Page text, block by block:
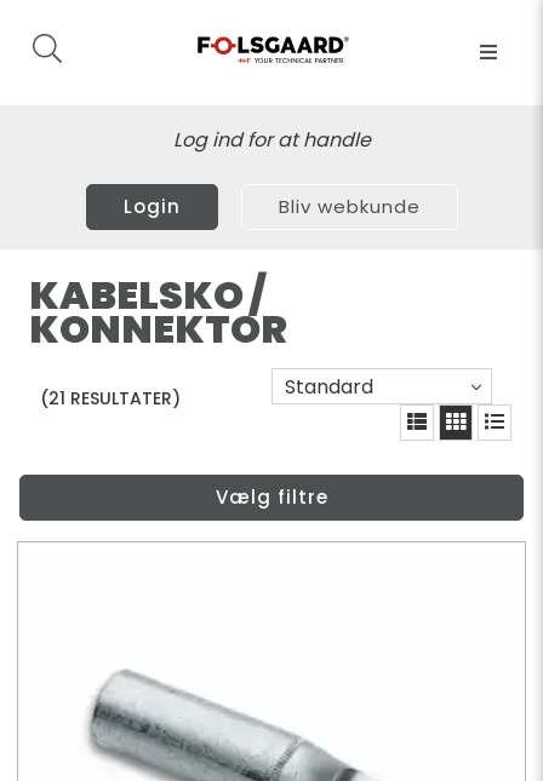
Log ind for at handle
Login Bliv webkunde
KABELSKO /
KONNEKTOR
(21 RESULTATER) Standard
Vælg filtre